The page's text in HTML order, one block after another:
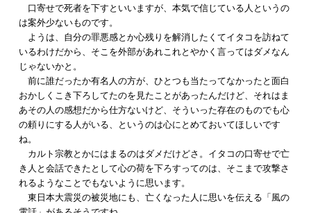
口寄せで死者を下すといいますが、本気で信じている人というの
は案外少ないものです。
ようは、自分の罪悪感とか心残りを解消したくてイタコを訪ねて
いるわけだから、そこを外部があれこれとやかく言ってはダメなん
じゃないかと。
前に誰だったか有名人の方が、ひとつも当たってなかったと面白
おかしくこき下ろしてたのを見たことがあったんだけど、それはま
あその人の感想だから仕方ないけど、そういった存在のものでも心
の頼りにする人がいる、というのは心にとめておいてほしいです
ね。
カルト宗教とかにはまるのはダメだけどさ。イタコの口寄せで亡
き人と会話できたとして心の荷を下ろすってのは、そこまで攻撃さ
れるようなことでもないように思います。
東日本大震災の被災地にも、亡くなった人に思いを伝える「風の